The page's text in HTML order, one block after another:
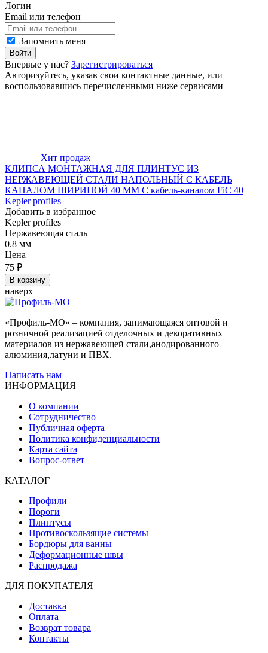
Логин
Email или телефон
Запомнить меня
Войти
Впервые у нас? Зарегистрироваться
Авторизуйтесь, указав свои контактные данные, или
воспользовавшись перечисленными ниже сервисами
Хит продаж
КЛИПСА МОНТАЖНАЯ ДЛЯ ПЛИНТУС ИЗ
НЕРЖАВЕЮЩЕЙ СТАЛИ НАПОЛЬНЫЙ С КАБЕЛЬ
КАНАЛОМ ШИРИНОЙ 40 ММ С кабель-каналом FiC 40
Kepler profiles
Добавить в избранное
Kepler profiles
Нержавеющая сталь
0.8 мм
Цена
75 ₽
В корзину
наверх
«Профиль-МО» – компания, занимающаяся оптовой и
розничной реализацией отделочных и декоративных
материалов из нержавеющей стали,анодированного
алюминия,латуни и ПВХ.
Написать нам
ИНФОРМАЦИЯ
О компании
Сотрудничество
Публичная оферта
Политика конфиденциальности
Карта сайта
Вопрос-ответ
КАТАЛОГ
Профили
Пороги
Плинтусы
Противоскользящие системы
Бордюры для ванны
Деформационные швы
Распродажа
ДЛЯ ПОКУПАТЕЛЯ
Доставка
Оплата
Возврат товара
Контакты